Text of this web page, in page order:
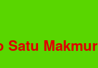
Satu Makmur